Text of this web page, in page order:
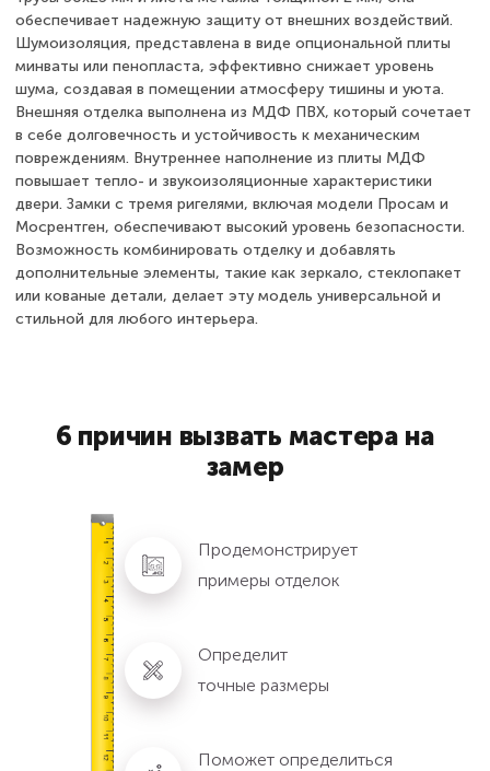
обеспечивает надежную защиту от внешних воздействий.
Шумоизоляция, представлена в виде опциональной плиты
минваты или пенопласта, эффективно снижает уровень
шума, создавая в помещении атмосферу тишины и уюта.
Внешняя отделка выполнена из МДФ ПВХ, который сочетает
в себе долговечность и устойчивость к механическим
повреждениям. Внутреннее наполнение из плиты МДФ
повышает тепло- и звукоизоляционные характеристики
двери. Замки с тремя ригелями, включая модели Просам и
Мосрентген, обеспечивают высокий уровень безопасности.
Возможность комбинировать отделку и добавлять
дополнительные элементы, такие как зеркало, стеклопакет
или кованые детали, делает эту модель универсальной и
стильной для любого интерьера.
6 причин вызвать мастера на
замер
Продемонстрирует
примеры отделок
Определит
точные размеры
Поможет определиться